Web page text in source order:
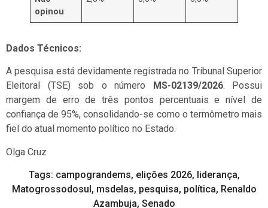
opinou
Dados Técnicos:
A pesquisa está devidamente registrada no Tribunal Superior
Eleitoral (TSE) sob o número
MS-02139/2026. Possui
margem de erro de três pontos percentuais e nível de
confiança de 95%, consolidando-se como o termômetro mais
fiel do atual momento político no Estado.
Olga Cruz
Tags: campograndems, elições 2026, liderança,
Matogrossodosul, msdelas, pesquisa, política, Renaldo
Azambuja, Senado